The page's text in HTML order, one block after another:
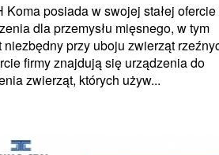
Koma posiada w swojej stałej ofercie
dla przemysłu mięsnego, w tym
niezbędny przy uboju zwierząt
firmy znajdują się urządzenia do
zwierząt, których używ...